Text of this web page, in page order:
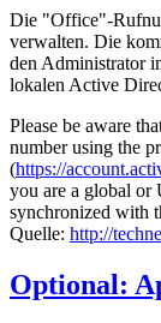
Die "Office"-
verwalten. Die
den Administrator
lokalen Active
Please be aware
number using the
(https://
you are a global or
synchronized with
Quelle: http://
Optional: